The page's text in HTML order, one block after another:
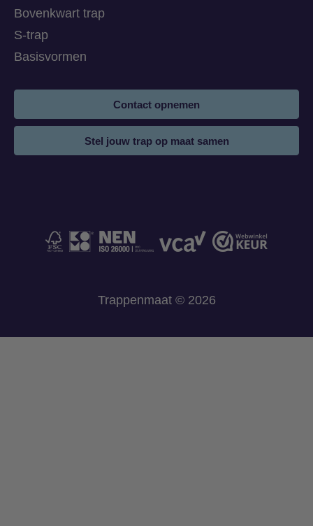
Bovenkwart trap
S-trap
Basisvormen
Contact opnemen
Stel jouw trap op maat samen
Trappenmaat © 2026